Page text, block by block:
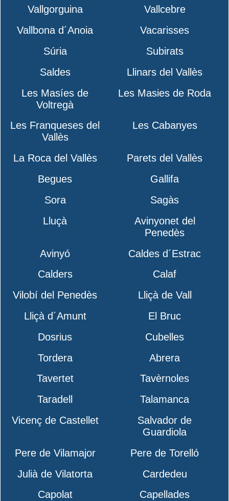
Vallgorguina
Vallcebre
Vallbona d´Anoia
Vacarisses
Súria
Subirats
Saldes
Llinars del Vallès
Les Masíes de
Voltregà
Les Masies de Roda
Les Franqueses del
Vallès
Les Cabanyes
La Roca del Vallès
Parets del Vallès
Begues
Gallifa
Sora
Sagàs
Lluçà
Avinyonet del
Penedès
Avinyó
Caldes d´Estrac
Calders
Calaf
Vilobí del Penedès
Lliçà de Vall
Lliçà d´Amunt
El Bruc
Dosrius
Cubelles
Tordera
Abrera
Tavertet
Tavèrnoles
Taradell
Talamanca
Vicenç de Castellet
Salvador de
Guardiola
Pere de Vilamajor
Pere de Torelló
Julià de Vilatorta
Cardedeu
Capolat
Capellades